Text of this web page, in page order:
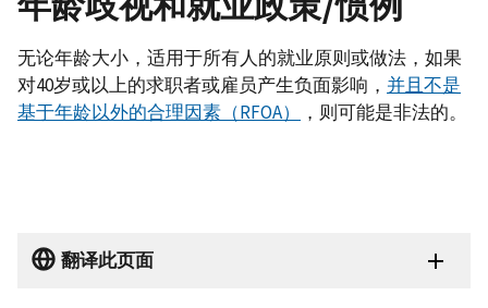
无论年龄大小，适用于所有人的就业原则或做法，如果
对40岁或以上的求职者或雇员产生负面影响， 并且不是
基于年龄以外的合理因素（RFOA）
，则可能是非法的。
翻译此页面